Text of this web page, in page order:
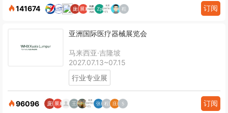
141674 订阅
亚洲国际医疗器械展览会
马来西亚·吉隆坡
2027.07.13~07.15
行业专业展
96096 订阅